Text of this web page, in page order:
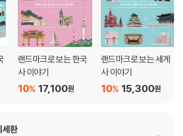
랜드마크로 보는 한국
사 이야기
17,100원
10%
랜드마크로 보는 세계
사 이야기
15,300원
10%
세환